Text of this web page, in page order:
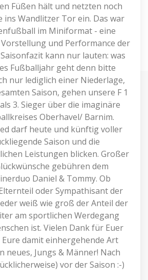
Füßen hält und netzten noch
ins Wandlitzer Tor ein. Das war
im Miniformat - eine
und Performance der
kann nur lauten: was
Fußballjahr geht denn bitte
nur lediglich einer Niederlage,
Saison, gehen unsere F 1
3. Sieger über die imaginäre
Oberhavel/ Barnim.
darf heute und künftig voller
Saison und die
Leistungen blicken. Großer
gebühren dem
Daniel & Tommy. Ob
oder Sympathisant der
weiß wie groß der Anteil der
am sportlichen Werdegang
ist. Vielen Dank für Euer
damit einhergehende Art
neues, Jungs & Männer! Nach
vor der Saison :-)